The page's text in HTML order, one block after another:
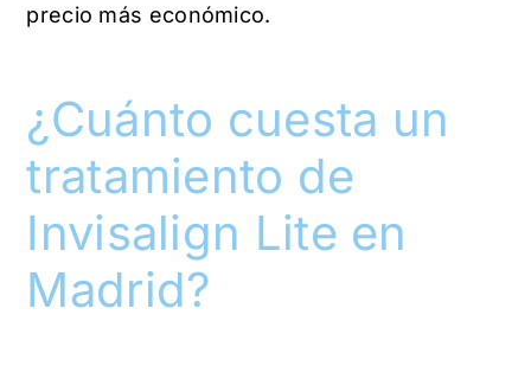
precio más económico.
¿Cuánto cuesta un
tratamiento de
Invisalign Lite en
Madrid?